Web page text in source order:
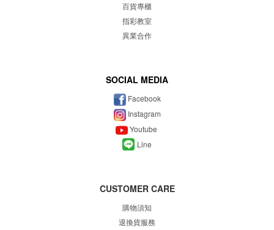
百貨專櫃
指彩教室
異業合作
SOCIAL MEDIA
Facebook
Instagram
Youtube
Line
CUSTOMER CARE
購物須知
退換貨服務